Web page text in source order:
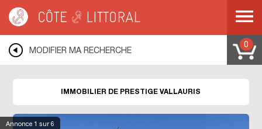
MODIFIER MA RECHERCHE
0
Annonce 1 sur 6
IMMOBILIER DE PRESTIGE VALLAURIS